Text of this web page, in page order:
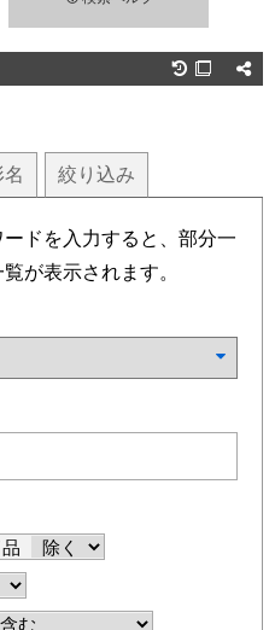

名 絞り込み
ドを入力すると、部分一
が表示されます。